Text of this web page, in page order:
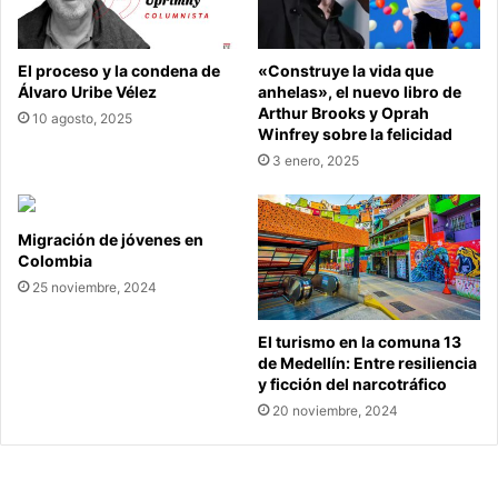
El proceso y la condena de
Álvaro Uribe Vélez
10 agosto, 2025
«Construye la vida que
anhelas», el nuevo libro de
Arthur Brooks y Oprah
Winfrey sobre la felicidad
3 enero, 2025
Migración de jóvenes en
Colombia
25 noviembre, 2024
El turismo en la comuna 13
de Medellín: Entre resiliencia
y ficción del narcotráfico
20 noviembre, 2024